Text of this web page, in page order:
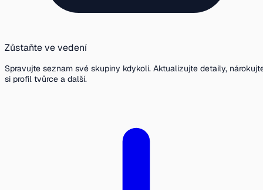
Zůstaňte ve vedení
Spravujte seznam své skupiny kdykoli. Aktualizujte detaily,
si profil tvůrce a další.